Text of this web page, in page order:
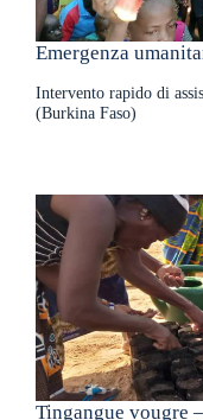
Emergenza
Intervento rapido di
(Burkina Faso)
Tingangue vougre